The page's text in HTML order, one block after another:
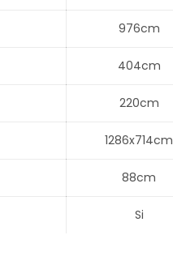
976cm
404cm
220cm
1286x714cm
88cm
Si